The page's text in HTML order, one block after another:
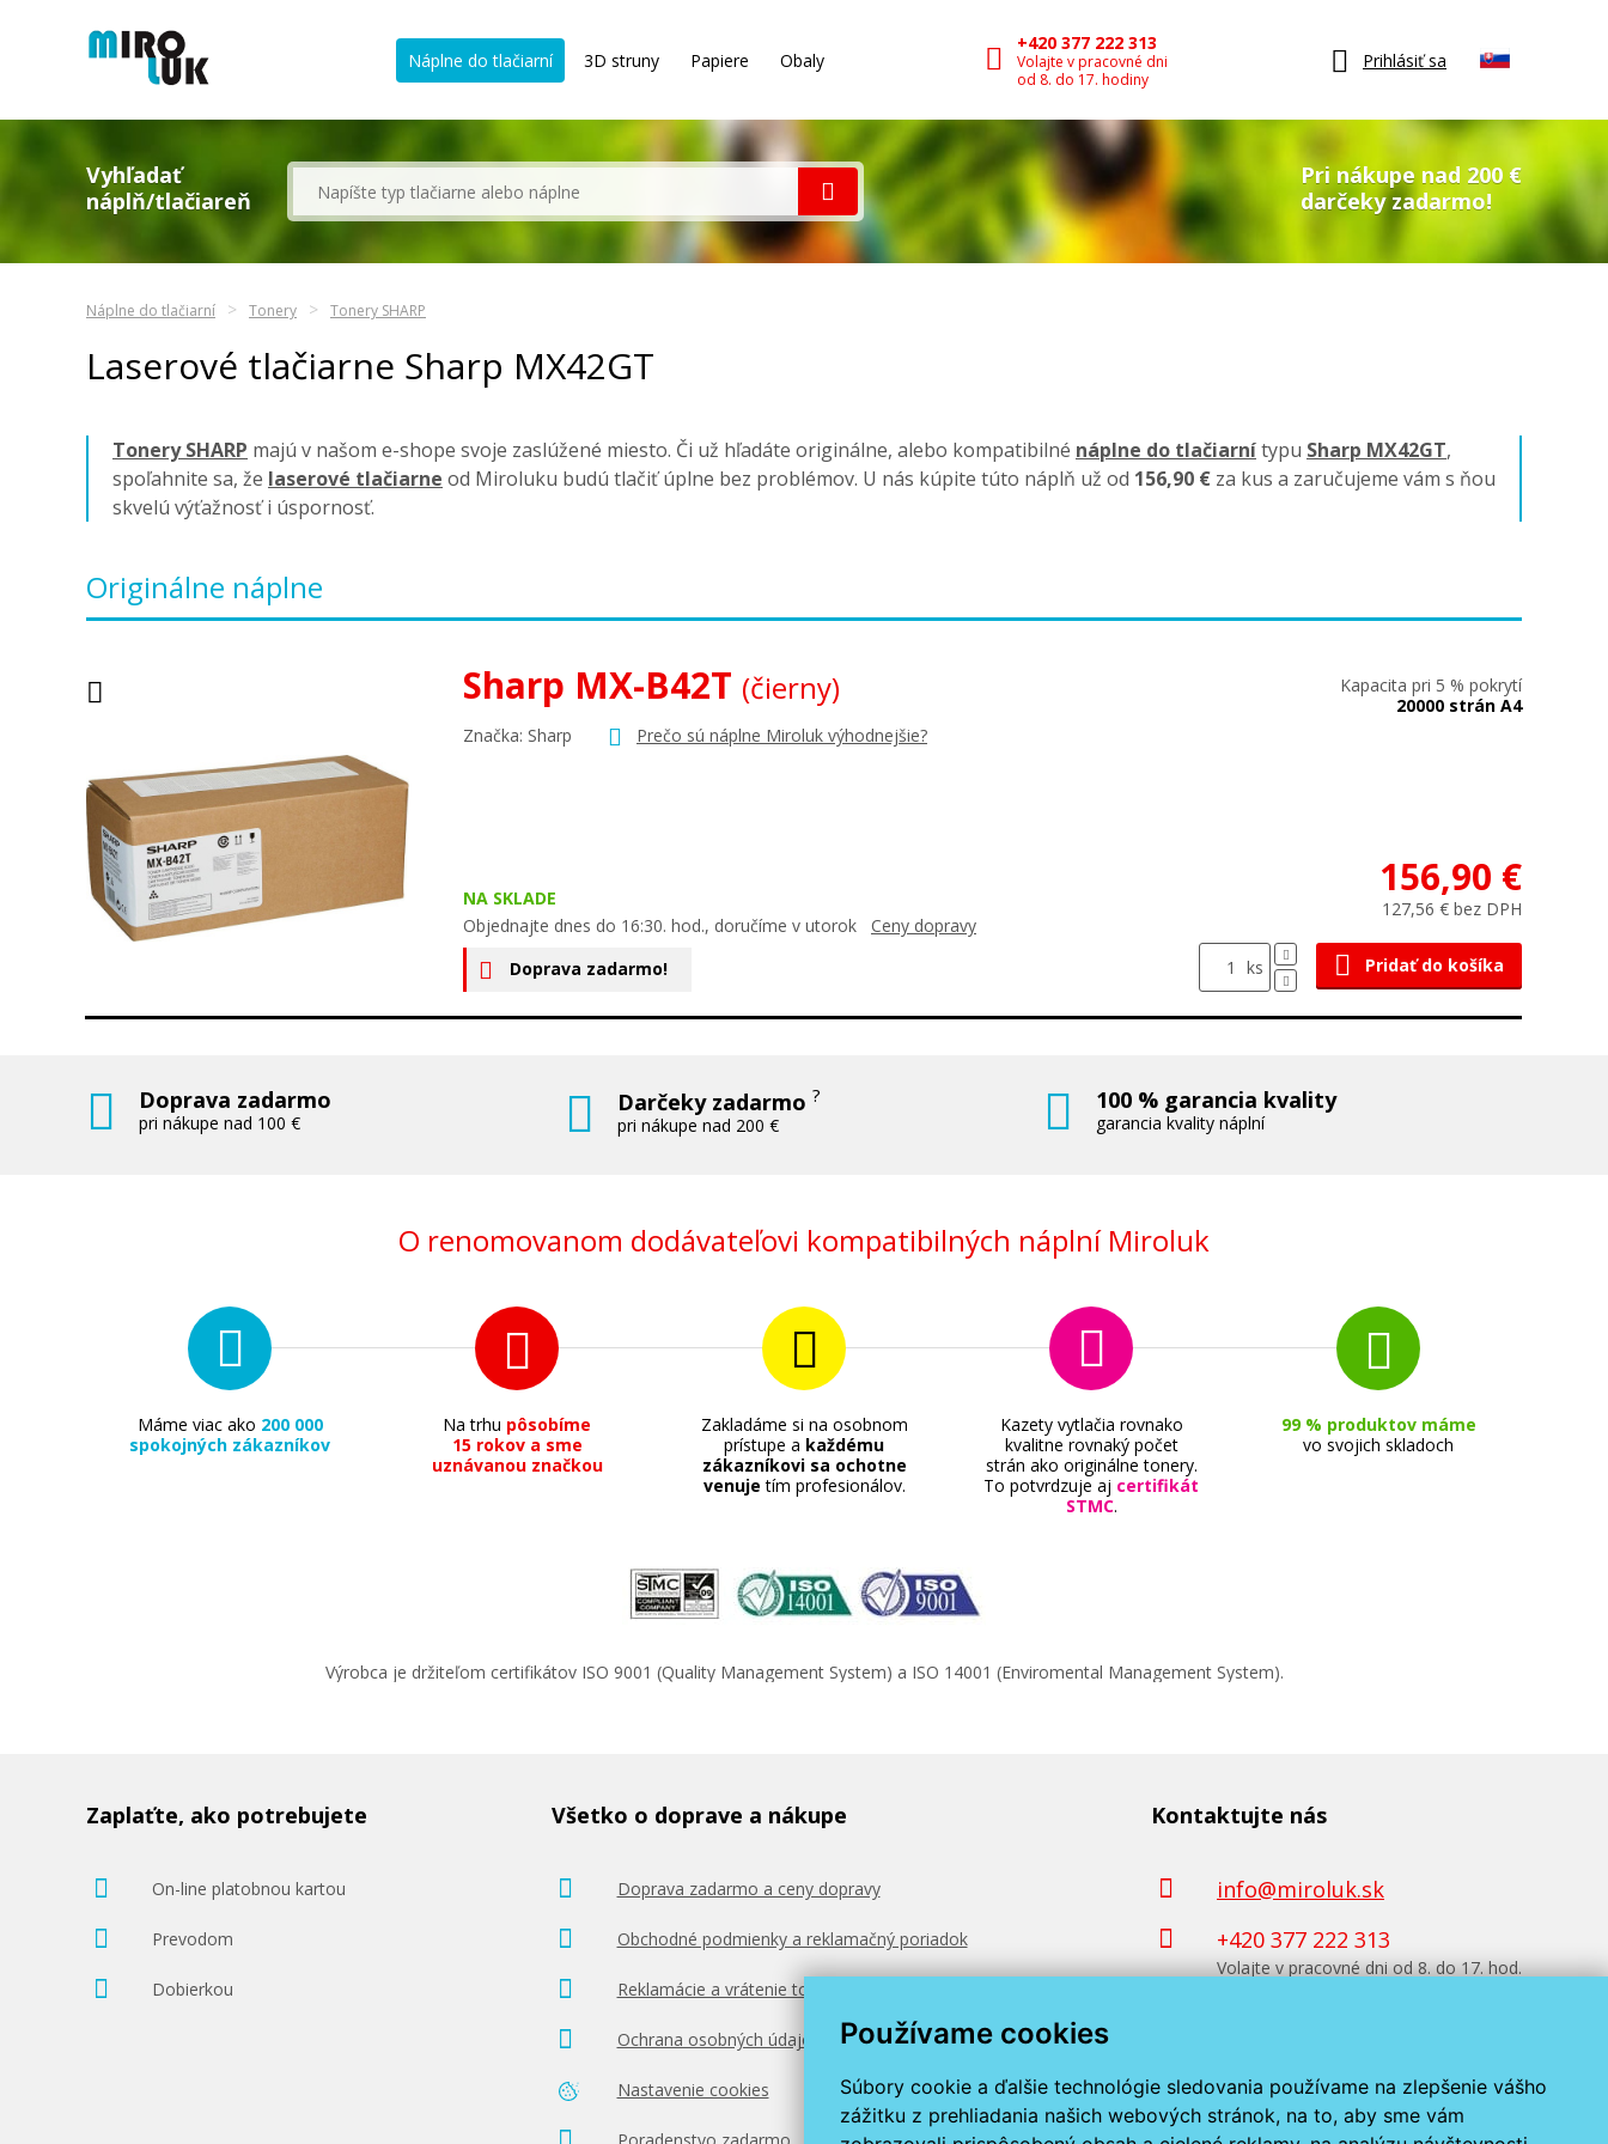
Používame cookies
Súbory cookie a ďalšie technológie sledovania používame na zlepšenie vášho
zážitku z prehliadania našich webových stránok, na to, aby sme vám
Náplne do tlačiarní 3D struny Papiere Obaly
+420 377 222 313
Volajte v pracovné dni
od 8. do 17. hodiny
Prihlásiť sa
Vyhľadať
náplň/tlačiareň
Pri nákupe nad 200 €
darčeky zadarmo!
Náplne do tlačiarní Tonery Tonery SHARP
Laserové tlačiarne Sharp MX42GT
Tonery SHARP majú v našom e-shope svoje zaslúžené miesto. Či už hľadáte originálne, alebo kompatibilné náplne do tlačiarnítypu Sharp MX42GT,
spoľahnite sa, že laserové tlačiarne od Miroluku budú tlačiť úplne bez problémov. U nás kúpite túto náplň už od 156,90 € za kus a zaručujeme vám s ňou
skvelú výťažnosť i úspornosť.
Originálne náplne
Sharp MX-B42T (čierny)
Značka: Sharp Prečo sú náplne Miroluk výhodnejšie?
NA SKLADE
Objednajte dnes do 16:30. hod., doručíme v utorok Ceny dopravy
Doprava zadarmo!
Kapacita pri 5 % pokrytí
20000 strán A4
156,90 €
127,56 € bez DPH
ks Pridať do košíka
Doprava zadarmo
pri nákupe nad 100 €
Darčeky zadarmo?
pri nákupe nad 200 €
100 % garancia kvality
garancia kvality náplní
O renomovanom dodávateľovi kompatibilných náplní Miroluk
Máme viac ako 200 000
spokojných zákazníkov
Na trhu pôsobíme
15 rokov a sme
uznávanou značkou
Zakladáme si na osobnom
prístupe a každému
zákazníkovi sa ochotne
venuje tím profesionálov.
Kazety vytlačia rovnako
kvalitne rovnaký počet
strán ako originálne tonery.
To potvrdzuje aj certifikát
STMC.
99 % produktov máme
vo svojich skladoch
Výrobca je držiteľom certifikátov ISO 9001 (Quality Management System) a ISO 14001 (Enviromental Management System).
Zaplaťte, ako potrebujete
On-line platobnou kartou
Prevodom
Dobierkou
Všetko o doprave a nákupe
Doprava zadarmo a ceny dopravy
Obchodné podmienky a reklamačný poriadok
Reklamácie a vrátenie tovaru
Ochrana osobných údajov
Nastavenie cookies
Kontaktujte nás
info@miroluk.sk
+420 377 222 313
Volajte v pracovné dni od 8. do 17. hod.